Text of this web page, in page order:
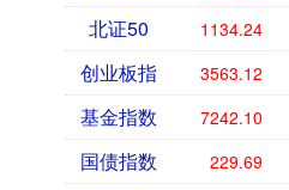
北证50 1134.24
创业板指 3563.12
基金指数 7242.10
国债指数 229.69